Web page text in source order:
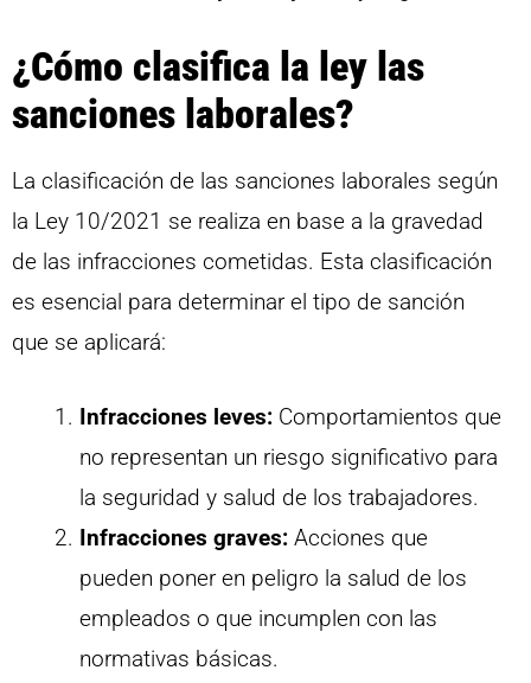
¿Cómo clasifica la ley las
sanciones laborales?
La clasificación de las sanciones laborales según
la Ley 10/2021 se realiza en base a la gravedad
de las infracciones cometidas. Esta clasificación
es esencial para determinar el tipo de sanción
que se aplicará:
Infracciones leves: Comportamientos que
no representan un riesgo significativo para
la seguridad y salud de los trabajadores.
Infracciones graves: Acciones que
pueden poner en peligro la salud de los
empleados o que incumplen con las
normativas básicas.